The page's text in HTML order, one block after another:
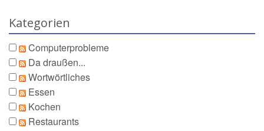
Kategorien
Computerprobleme
Da draußen...
Wortwörtliches
Essen
Kochen
Restaurants